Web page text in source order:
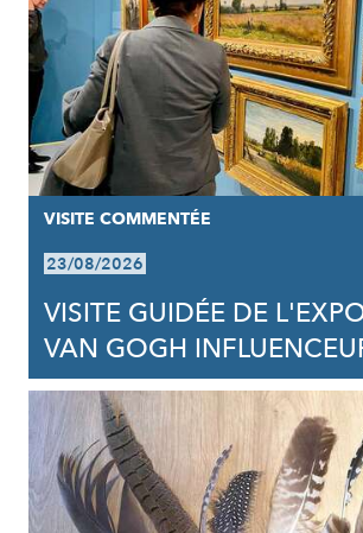
VISITE COMMENTÉE
23/08/2026
VISITE GUIDÉE DE
VAN GOGH